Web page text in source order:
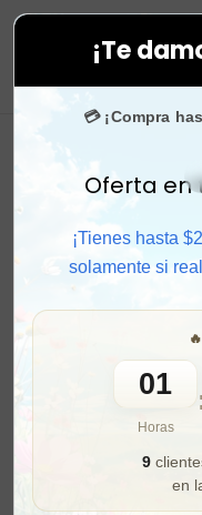
¡Te
💳 ¡Compra
Oferta en
¡Tienes hasta
solamente si
01
Horas
9
en
tus compras. ⚡